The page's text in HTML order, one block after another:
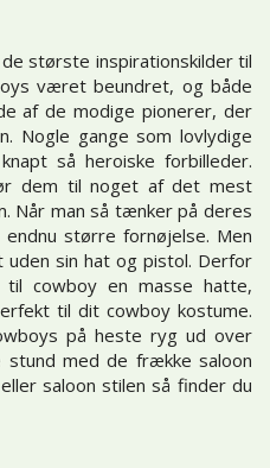
største inspirationskilder til
været beundret, og både
af de modige pionerer, der
Nogle gange som lovlydige
så heroiske forbilleder.
dem til noget af det mest
Når man så tænker på deres
større fornøjelse. Men
sin hat og pistol. Derfor
cowboy en masse hatte,
til dit cowboy kostume.
på heste ryg ud over
stund med de frække saloon
saloon stilen så finder du